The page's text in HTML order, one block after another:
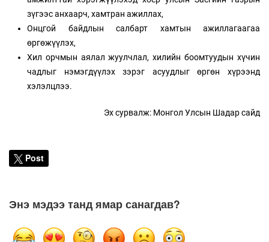
зүгээс анхаарч, хамтран ажиллах,
Онцгой байдлын салбарт хамтын ажиллагаагаа
өргөжүүлэх,
Хил орчмын аялал жуулчлал, хилийн боомтуудын хүчин
чадлыг нэмэгдүүлэх зэрэг асуудлыг өргөн хүрээнд
хэлэлцлээ.
Эх сурвалж: Монгол Улсын Шадар сайд
Post
Энэ мэдээ танд ямар санагдав?